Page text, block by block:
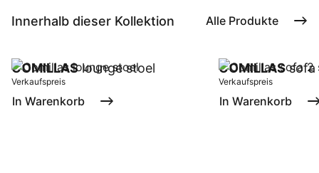
Innerhalb dieser Kollektion Alle Produkte
COMILLASlounge stoel
Verkaufspreis
In Warenkorb
COMILLASsofa
Verkaufspreis
In Warenkorb